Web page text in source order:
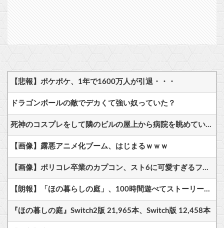
【悲報】ポケポケ、1年で1600万人が引退・・・
ドラゴンボールの敵でデカくて強い奴っていた？
死神のコスプレをして隣のビルの屋上から病院を眺めていた男を逮捕ｗｗｗ
【画像】露悪アニメ化ブーム、はじまるｗｗｗ
【画像】ポリコレ卒業のカプコン、スト6に可愛すぎるフィリピン人キャラ実装！
【朗報】「ほの暮らしの庭」、100時間遊べてストーリーも面白いスタバレの上位互換だとまじで好評
『ほの暮しの庭』Switch2版 21,965本、Switch版 12,458本